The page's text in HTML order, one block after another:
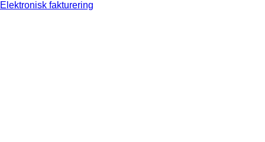
Elektronisk fakturering